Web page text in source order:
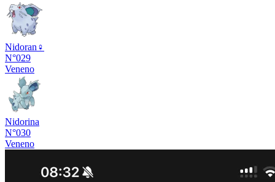
Nidoran♀
N°029
Veneno
Nidorina
N°030
Veneno